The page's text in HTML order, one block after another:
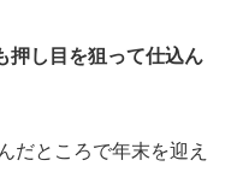
押し目を狙って仕込ん
だところで年末を迎え